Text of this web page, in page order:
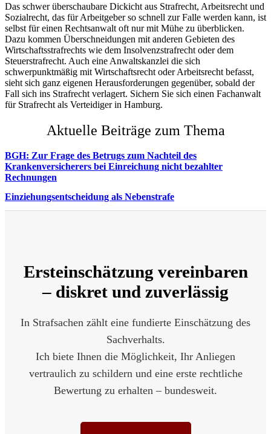
Das schwer überschaubare Dickicht aus Strafrecht, Arbeitsrecht und
Sozialrecht, das für Arbeitgeber so schnell zur Falle werden kann, ist
selbst für einen Rechtsanwalt oft nur mit Mühe zu überblicken.
Dazu kommen Überschneidungen mit anderen Gebieten des
Wirtschaftsstrafrechts wie dem Insolvenzstrafrecht oder dem
Steuerstrafrecht. Auch eine Anwaltskanzlei die sich
schwerpunktmäßig mit Wirtschaftsrecht oder Arbeitsrecht befasst,
sieht sich ganz eigenen Herausforderungen gegenüber, sobald der
Fall sich ins Strafrecht verlagert. Sichern Sie sich einen Fachanwalt
für Strafrecht als Verteidiger in Hamburg.
Aktuelle Beiträge zum Thema
BGH: Zur Frage des Betrugs zum Nachteil des
Krankenversicherers bei Einreichung nicht bezahlter
Rechnungen
Einziehungsentscheidung als Nebenstrafe
Ersteinschätzung vereinbaren
– diskret und zuverlässig
In Strafsachen zählt eine fundierte Einschätzung des
Sachverhalts.
Ich biete Ihnen die Möglichkeit, Ihr Anliegen
vertraulich zu schildern und eine erste rechtliche
Bewertung zu erhalten – bundesweit.